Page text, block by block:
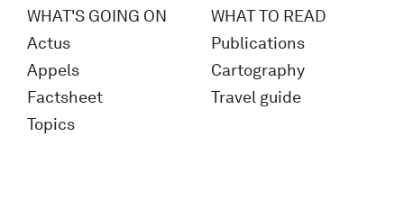
WHAT'S GOING ON
Actus
Appels
Factsheet
Topics
WHAT TO READ
Publications
Cartography
Travel guide